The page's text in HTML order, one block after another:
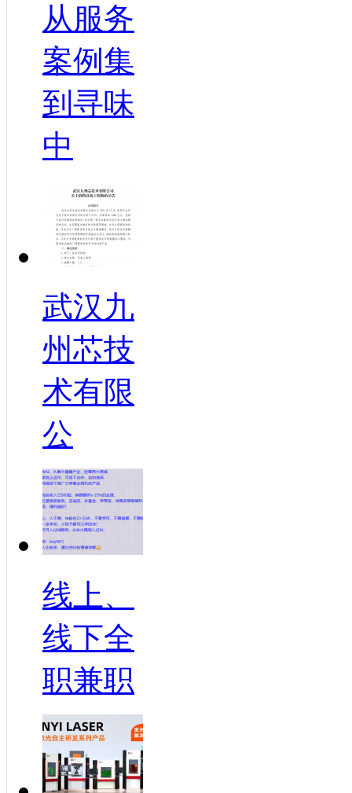
从服务
案例集
到寻味
中
武汉九
州芯技
术有限
公
线上、
线下全
职兼职